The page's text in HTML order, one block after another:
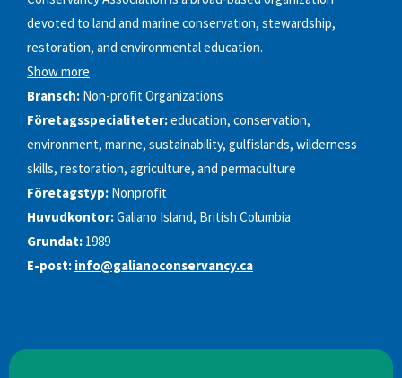
devoted to land and marine conservation, stewardship,
restoration, and environmental education.
Show more
Bransch: Non-profit Organizations
Företagsspecialiteter:education, conservation,
environment, marine, sustainability, gulfislands, wilderness
skills, restoration, agriculture, and permaculture
Företagstyp: Nonprofit
Huvudkontor:Galiano Island, British Columbia
Grundat: 1989
E-post: info@galianoconservancy.ca